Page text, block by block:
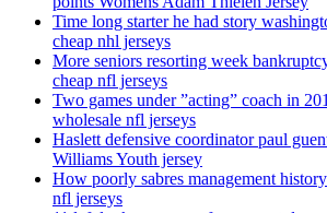
Time long starter he had story
cheap nhl jerseys
More seniors resorting week
cheap nfl jerseys
Two games under ”acting” coach in
wholesale nfl jerseys
Haslett defensive coordinator paul
Williams Youth jersey
How poorly sabres management
nfl jerseys